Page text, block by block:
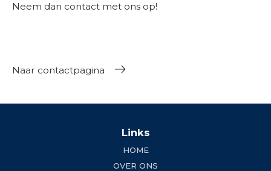
Neem dan contact met ons op!
Naar contactpagina
Links
HOME
OVER ONS